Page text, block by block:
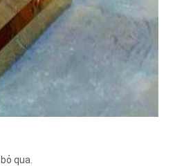
qua.